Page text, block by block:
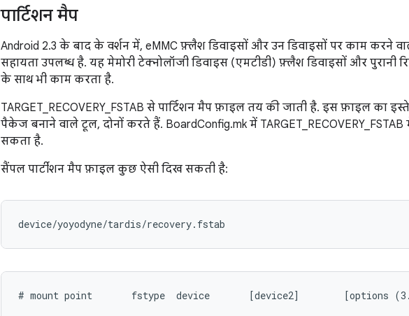
पार्टिशन मैप
Android 2.3 के बाद के वर्शन में, eMMC फ़्लैश डिवाइसों और उन डिवाइसों पर काम करने
सहायता उपलब्ध है. यह मेमोरी टेक्नोलॉजी डिवाइस (एमटीडी) फ़्लैश डिवाइसों और पुरानी
के साथ भी काम करता है.
TARGET_RECOVERY_FSTAB से पार्टिशन मैप फ़ाइल तय की जाती है. इस फ़ाइल का
पैकेज बनाने वाले टूल, दोनों करते हैं. BoardConfig.mk में
सकता है.
सैंपल पार्टीशन मैप फ़ाइल कुछ ऐसी दिख सकती है:
# mount point       fstype  device       [device2]        [options